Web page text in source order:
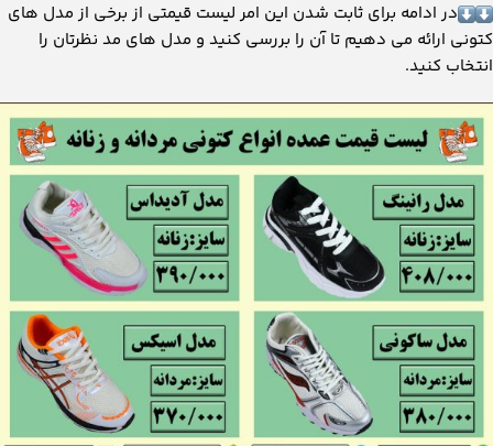
در ادامه برای ثابت شدن این امر لیست قیمتی از برخی از مدل های
کتونی ارائه می دهیم تا آن را بررسی کنید و مدل های مد نظرتان را
انتخاب کنید.